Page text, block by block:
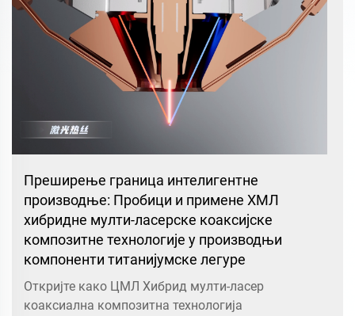
Преширење граница интелигентне
производње: Пробици и примене ХМЛ
хибридне мулти-ласерске коаксијске
композитне технологије у производњи
компоненти титанијумске легуре
Откријте како ЦМЛ Хибрид мулти-ласер
коаксиална композитна технологија